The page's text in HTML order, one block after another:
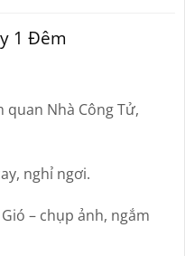
1 Đêm
quan Nhà Công Tử,
nghỉ ngơi.
– chụp ảnh, ngắm